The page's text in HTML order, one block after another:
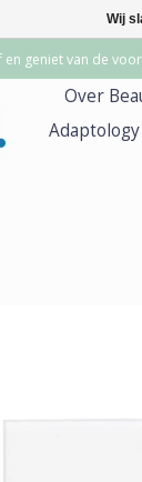
geniet van de
Over
Wij